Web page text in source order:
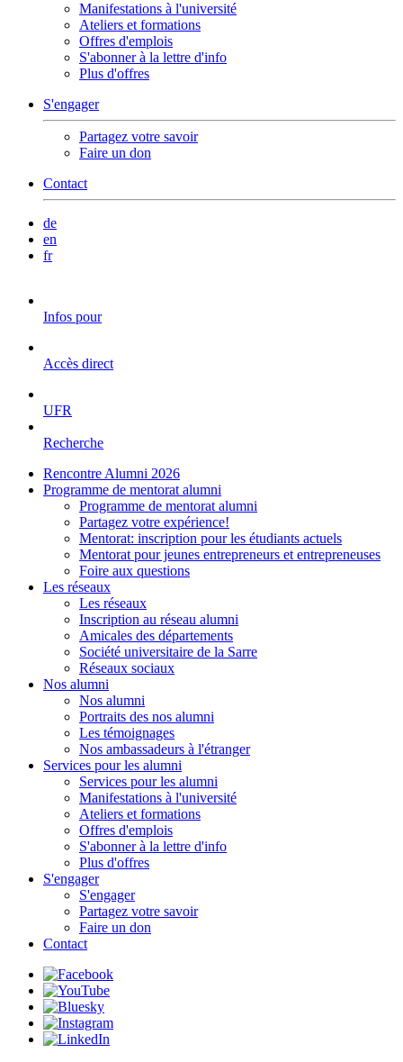
Manifestations à l'université
Ateliers et formations
Offres d'emplois
S'abonner à la lettre d'info
Plus d'offres
S'engager
Partagez votre savoir
Faire un don
Contact
de
en
fr
Infos pour
Accès direct
UFR
Recherche
Rencontre Alumni 2026
Programme de mentorat alumni
Programme de mentorat alumni
Partagez votre expérience!
Mentorat: inscription pour les étudiants actuels
Mentorat pour jeunes entrepreneurs et entrepreneuses
Foire aux questions
Les réseaux
Les réseaux
Inscription au réseau alumni
Amicales des départements
Société universitaire de la Sarre
Réseaux sociaux
Nos alumni
Nos alumni
Portraits des nos alumni
Les témoignages
Nos ambassadeurs à l'étranger
Services pour les alumni
Services pour les alumni
Manifestations à l'université
Ateliers et formations
Offres d'emplois
S'abonner à la lettre d'info
Plus d'offres
S'engager
S'engager
Partagez votre savoir
Faire un don
Contact